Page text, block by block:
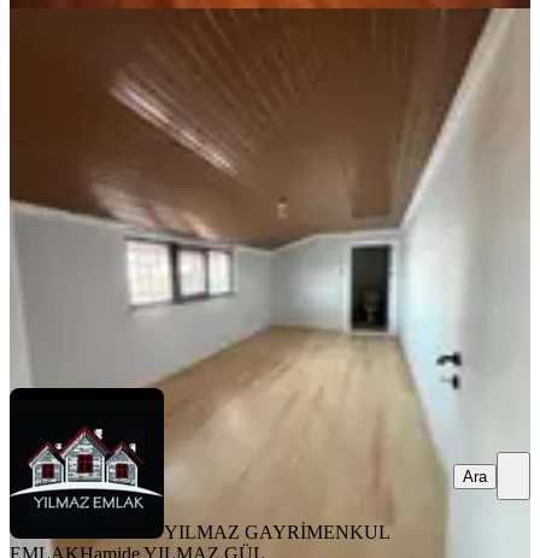
Dikkaldırımda Geniş Ferah Satılık
4+1 Dubleks Daire
Osmangazi, Dikkaldırım Mahallesi
·240 m² 13.02.2026
7.600.000 ₺ Geri Dönüş:
YILMAZ GAYRİMENKUL EMLAKHamide YILMAZ GÜL
YILMAZ GAYRİMENKUL
EMLAKHamide YILMAZ GÜL
Ara